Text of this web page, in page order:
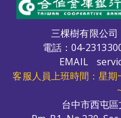
三棵樹有限公司
電話： 04-
EMAIL
客服人員上班時間：星
台中市西屯